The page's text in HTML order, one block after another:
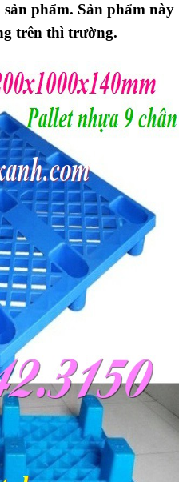
phẩm. Sản phẩm này
trên thì trường.